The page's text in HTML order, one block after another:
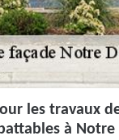
les travaux
à Notre